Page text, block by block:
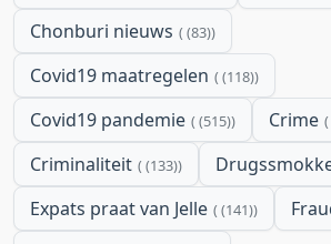
Chonburi nieuws (83)
Covid19 maatregelen (118)
Covid19 pandemie (515) Crime
Criminaliteit (133)
Expats praat van Jelle (141)